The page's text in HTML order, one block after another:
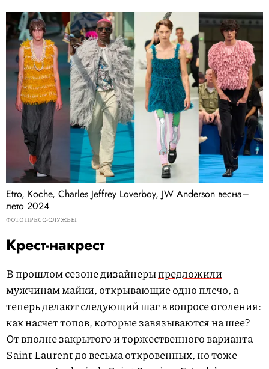
Etro, Koche, Charles Jeffrey Loverboy, JW Anderson весна–
лето 2024
ФОТО ПРЕСС-СЛУЖБЫ
Крест-накрест
В прошлом сезоне дизайнерыпредложили
мужчинам майки, открывающие одно плечо, а
теперь делают следующий шаг в вопросе оголения:
как насчет топов, которые завязываются на шее?
От вполне закрытого и торжественного варианта
Saint Laurent до весьма откровенных, но тоже